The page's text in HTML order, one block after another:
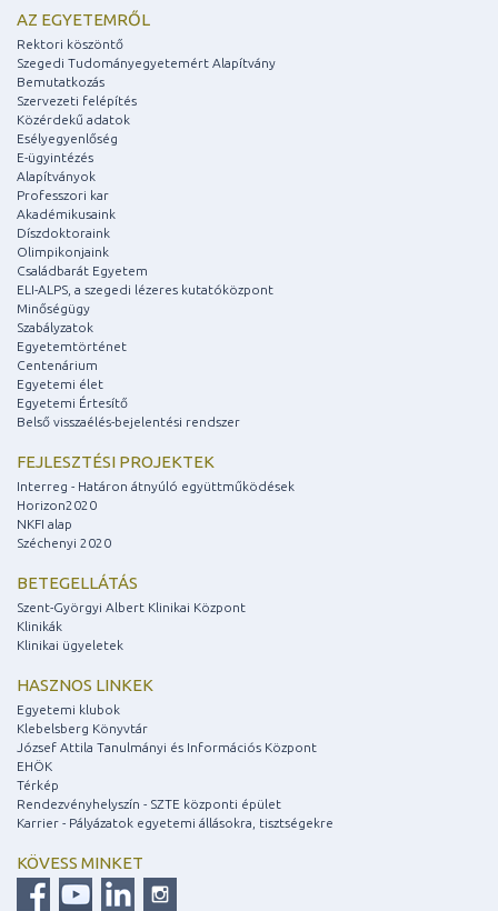
AZ EGYETEMRŐL
Rektori köszöntő
Szegedi Tudományegyetemért Alapítvány
Bemutatkozás
Szervezeti felépítés
Közérdekű adatok
Esélyegyenlőség
E-ügyintézés
Alapítványok
Professzori kar
Akadémikusaink
Díszdoktoraink
Olimpikonjaink
Családbarát Egyetem
ELI-ALPS, a szegedi lézeres kutatóközpont
Minőségügy
Szabályzatok
Egyetemtörténet
Centenárium
Egyetemi élet
Egyetemi Értesítő
Belső visszaélés-bejelentési rendszer
FEJLESZTÉSI PROJEKTEK
Interreg - Határon átnyúló együttműködések
Horizon2020
NKFI alap
Széchenyi 2020
BETEGELLÁTÁS
Szent-Györgyi Albert Klinikai Központ
Klinikák
Klinikai ügyeletek
HASZNOS LINKEK
Egyetemi klubok
Klebelsberg Könyvtár
József Attila Tanulmányi és Információs Központ
EHÖK
Térkép
Rendezvényhelyszín - SZTE központi épület
Karrier - Pályázatok egyetemi állásokra, tisztségekre
KÖVESS MINKET